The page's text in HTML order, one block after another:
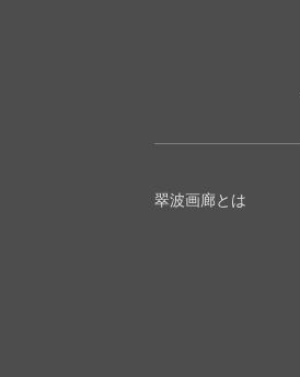
翠波画廊とは